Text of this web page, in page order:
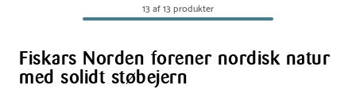
liter
13 af 13 produkter
Fiskars Norden forener nordisk natur
med solidt støbejern